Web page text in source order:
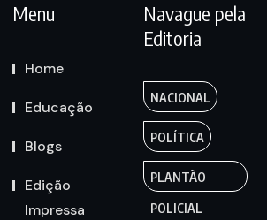
Menu
Home
Educação
Blogs
Edição
Impressa
Navague pela
Editoria
NACIONAL
POLÍTICA
PLANTÃO
POLICIAL